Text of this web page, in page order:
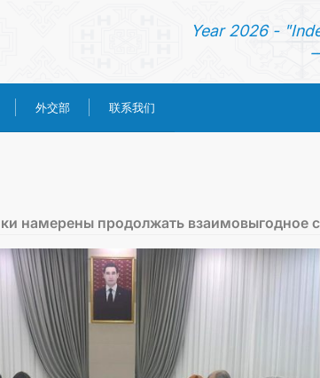
Year 2026 -
外交部 联系我们
土库曼斯坦
领事服务
намерены продолжать взаимовыгодное